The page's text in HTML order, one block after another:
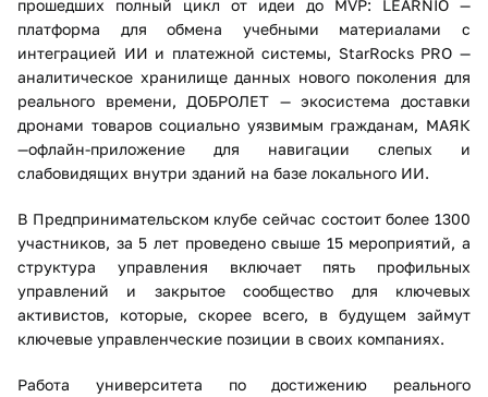
прошедших полный цикл от идеи до MVP: LEARNIO —
платформа для обмена учебными материалами с
интеграцией ИИ и платежной системы, StarRocks PRO —
аналитическое хранилище данных нового поколения для
реального времени, ДОБРОЛЕТ — экосистема доставки
дронами товаров социально уязвимым гражданам, МАЯК
—офлайн-приложение для навигации слепых и
слабовидящих внутри зданий на базе локального ИИ.
В Предпринимательском клубе сейчас состоит более 1300
участников, за 5 лет проведено свыше 15 мероприятий, а
структура управления включает пять профильных
управлений и закрытое сообщество для ключевых
активистов, которые, скорее всего, в будущем займут
ключевые управленческие позиции в своих компаниях.
Работа университета по достижению реального